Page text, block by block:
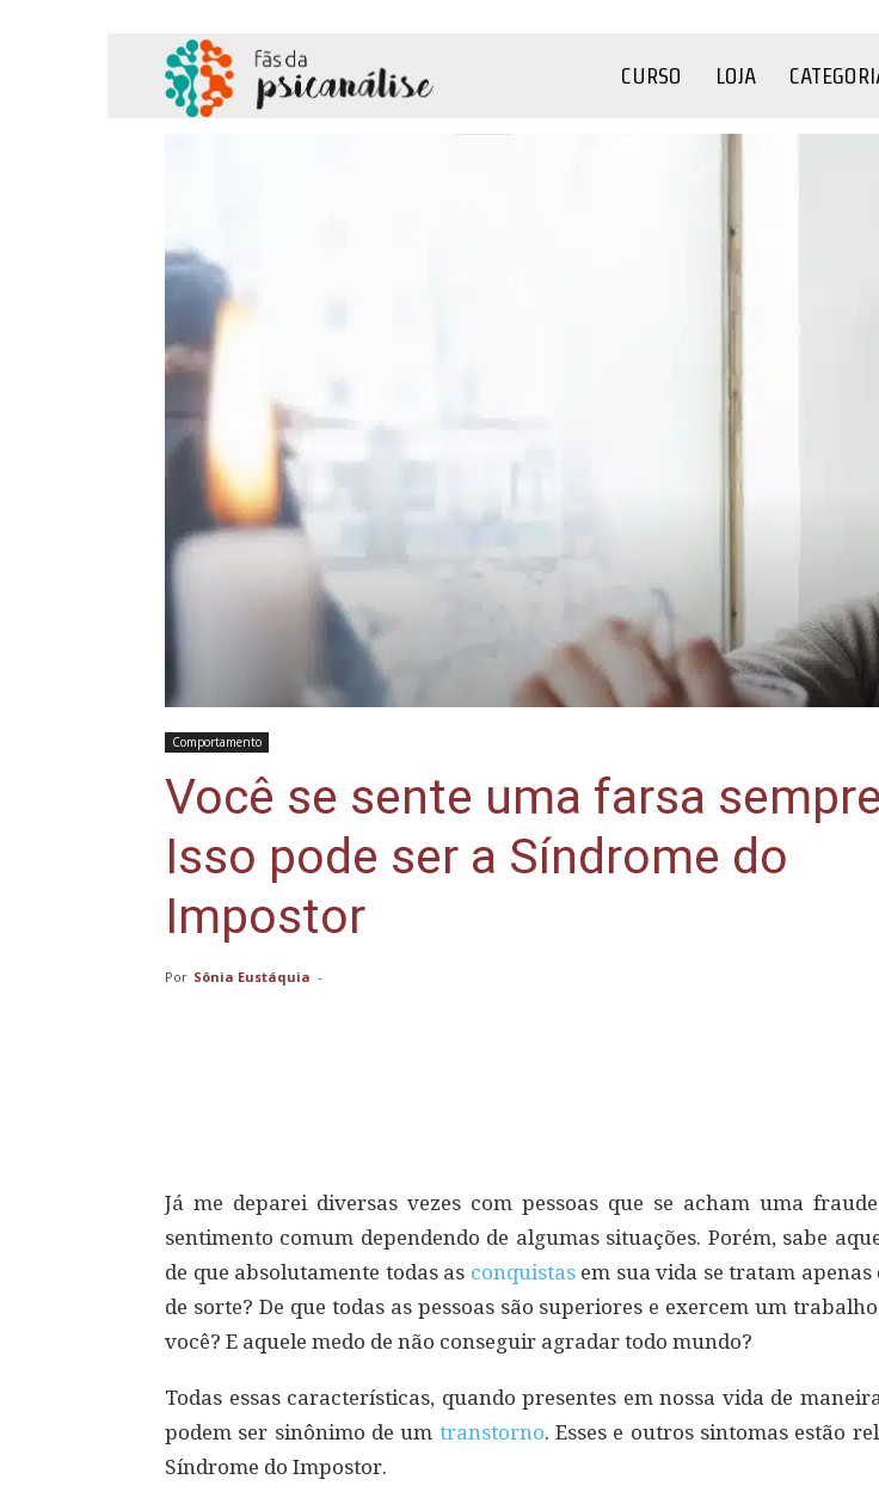
CURSO LOJA
Comportamento
Você se sente uma farsa
Isso pode ser a Síndrome do
Impostor
Por Sônia Eustáquia -
Já me deparei diversas vezes com pessoas que se acham uma
sentimento comum dependendo de algumas situações. Porém, sabe
de que absolutamente todas as conquistasem sua vida se tratam apenas
de sorte? De que todas as pessoas são superiores e exercem um
você? E aquele medo de não conseguir agradar todo mundo?
Todas essas características, quando presentes em nossa vida de
podem ser sinônimo de um transtorno. Esses e outros sintomas estão
Síndrome do Impostor.